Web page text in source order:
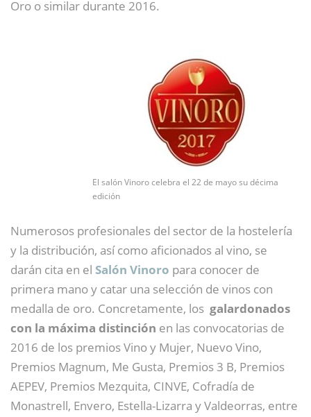
Oro o similar durante 2016.
El salón Vinoro celebra el 22 de mayo su décima
edición
Numerosos profesionales del sector de la hostelería
y la distribución, así como aficionados al vino, se
darán cita en el Salón Vinoro para conocer de
primera mano y catar una selección de vinos con
medalla de oro. Concretamente, los galardonados
con la máxima distinción en las convocatorias de
2016 de los premios Vino y Mujer, Nuevo Vino,
Premios Magnum, Me Gusta, Premios 3 B, Premios
AEPEV, Premios Mezquita, CINVE, Cofradía de
Monastrell, Envero, Estella-Lizarra y Valdeorras, entre